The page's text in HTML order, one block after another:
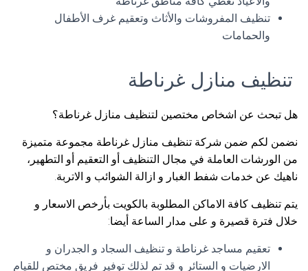
تنظيف المفروشات والأثاث وتعقيم غرف الأطفال
والحمامات
تنظيف منازل غرناطة
هل تبحث عن اشخاص مختصين لتنظيف منازل غرناطة؟
نضمن لكم ضمن شركة تنظيف منازل غرناطة مجموعة متميزة
من الورشات العاملة في مجال التنظيف أو التعقيم أو التطهير،
ناهيك عن خدمات شفط الغبار و ازالة الشوائب و الاتربة.
يتم تنظيف كافة الاماكن المطلوبة بالكويت بأرخص الاسعار و
خلال فترة قصيرة و على مدار الساعة أيضا:
تعقيم مساجد غرناطة و تنظيف السجاد و الجدران و
الارضيات و الستائر و قد تم لذلك توفير فريق مختص للقيام